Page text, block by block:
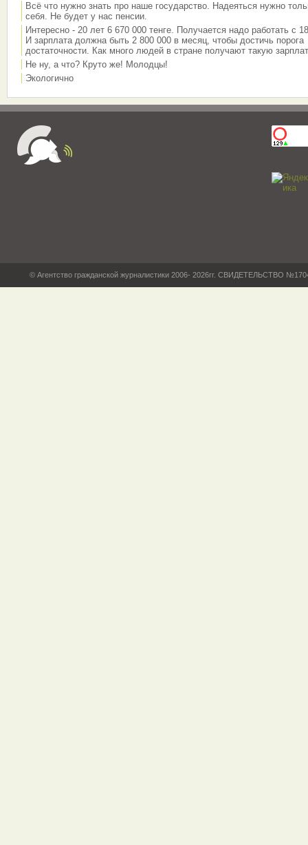
Всё что нужно знать про наше государство. Надеяться нужно
себя. Не будет у нас пенсии.
Интересно - 20 лет 6 670 000 тенге. Получается надо работать с
И зарплата должна быть 2 800 000 в месяц, чтобы достичь порога
достаточности. Как много людей в стране получают такую
Не ну, а что? Круто же! Молодцы!
Экологично
© Агентство гражданской журналистики 2006- 2026гг. СВИДЕТЕЛЬСТВО